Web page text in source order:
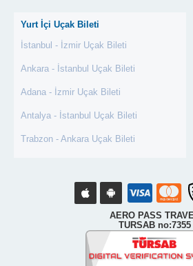
Yurt İçi Uçak Bileti
İstanbul - İzmir Uçak Bileti
Ankara - İstanbul Uçak Bileti
Adana - İzmir Uçak Bileti
Antalya - İstanbul Uçak Bileti
Trabzon - Ankara Uçak Bileti
AERO PASS
TURSAB no:7355